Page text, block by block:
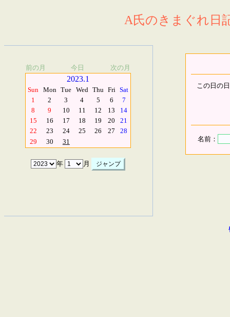
A氏のきまぐれ日
前の月 今日 次の月
2023.1
Sun Mon Tue Wed Thu Fri Sat
1
2 3 4 5 6
7
8
9 10 11 12 13
14
15
16 17 18 19 20
21
22
23 24 25 26 27
28
29
30 31
年 月
この日の
名前：